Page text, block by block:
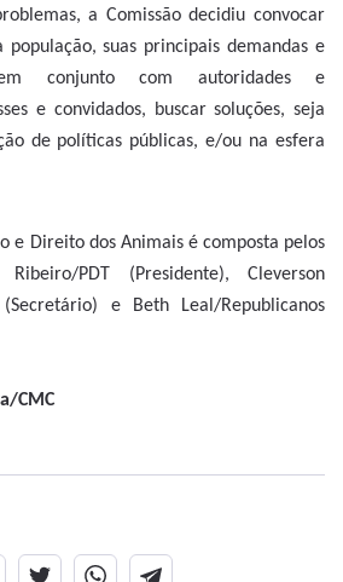
a Comissão decidiu convocar
suas principais demandas e
conjunto com autoridades e
e convidados, buscar soluções, seja
de políticas públicas, e/ou na esfera
e Direito dos Animais é composta pelos
PDT (Presidente), Cleverson
(Secretário) e Beth Leal/Republicanos
CMC